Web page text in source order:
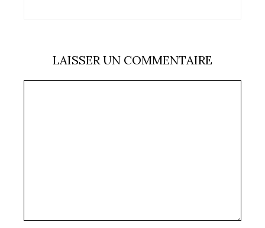
LAISSER UN COMMENTAIRE